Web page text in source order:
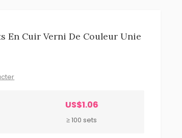
En Cuir Verni De Couleur Unie
US$1.06
≥ 100 sets